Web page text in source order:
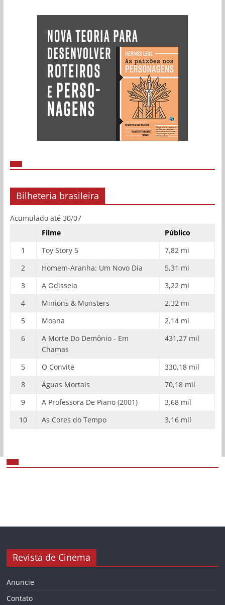
Bilheteria brasileira
Acumulado até 30/07
Filme
Público
1
Toy Story 5
7,82 mi
2
Homem-Aranha: Um Novo Dia
5,31 mi
3
A Odisseia
3,22 mi
4
Minions & Monsters
2,32 mi
5
Moana
2,14 mi
6
A Morte Do Demônio - Em
Chamas
431,27 mil
5 O Convite
330,18 mil
8
Águas Mortais
70,18 mil
9
A Professora De Piano (2001)
3,68 mil
10
As Cores do Tempo 3,16 mil
Revista de Cinema
Anuncie
Contato